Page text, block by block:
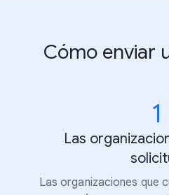
Cómo enviar
1
Las
Las organizaciones que